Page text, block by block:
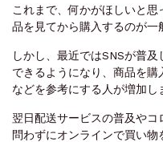
これまで、何かがほしいと
品を見てから購入するのが一
しかし、最近ではSNSが普
できるようになり、商品を購
などを参考にする人が増加し
翌日配送サービスの普及や
問わずにオンラインで買い物